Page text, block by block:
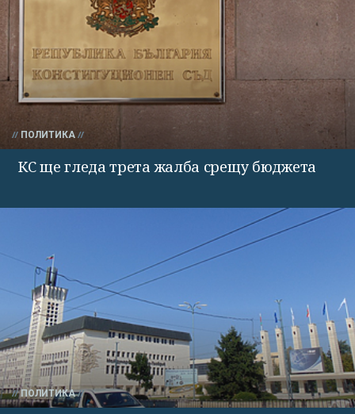
ПОЛИТИКА
КС ще гледа трета жалба срещу бюджета
ПОЛИТИКА